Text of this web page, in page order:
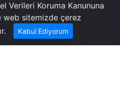
Verileri Koruma Kanununa
web sitemizde çerez
Kabul Ediyorum